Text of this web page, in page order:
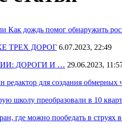
Как дождь помог обнаружить
ТРЕХ ДОРОГ 6.07.2023, 22:49
ДОРОГИ И … 29.06.2023,
редактор для создания обмерных
школу преобразовали в 10
где можно пообедать в струях